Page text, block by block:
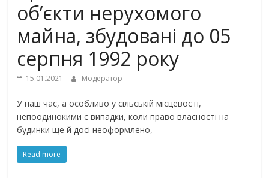
об’єкти нерухомого
майна, збудовані до 05
серпня 1992 року
15.01.2021 Модератор
У наш час, а особливо у сільській місцевості,
непоодинокими є випадки, коли право власності на
будинки ще й досі неоформлено,
Read more